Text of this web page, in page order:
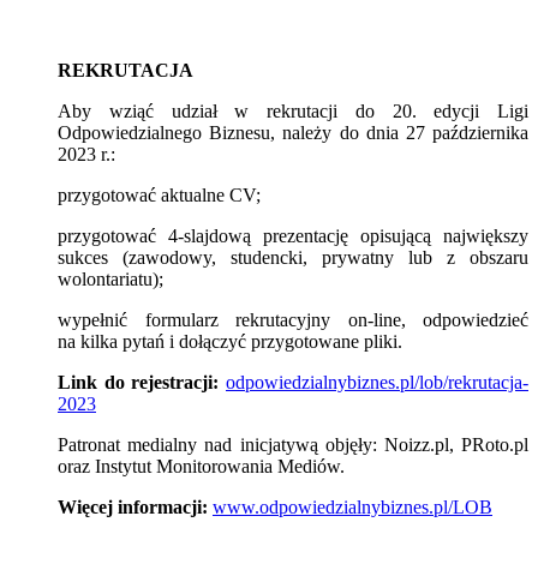
REKRUTACJA
Aby wziąć udział w rekrutacji do 20. edycji Ligi
Odpowiedzialnego Biznesu, należy do dnia 27 października
2023 r.:
przygotować aktualne CV;
przygotować 4-slajdową prezentację opisującą największy
sukces (zawodowy, studencki, prywatny lub z obszaru
wolontariatu);
wypełnić formularz rekrutacyjny on-line, odpowiedzieć
na kilka pytań i dołączyć przygotowane pliki.
Link do rejestracji: odpowiedzialnybiznes.pl/lob/rekrutacja-
2023
Patronat medialny nad inicjatywą objęły: Noizz.pl, PRoto.pl
oraz Instytut Monitorowania Mediów.
Więcej informacji: www.odpowiedzialnybiznes.pl/LOB